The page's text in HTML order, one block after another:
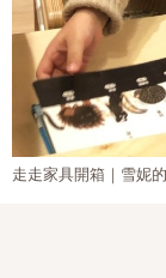
走走家具開箱｜雪妮